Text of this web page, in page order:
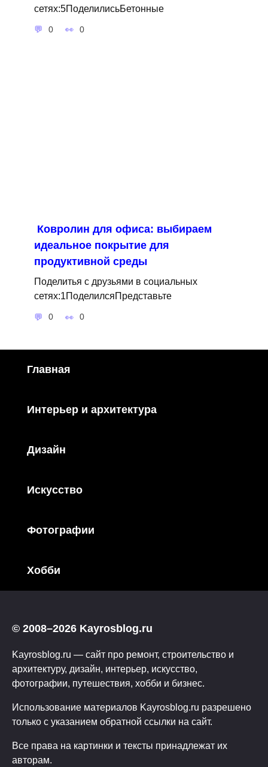
сетях:5ПоделилисьБетонные
0 0
Ковролин для офиса: выбираем
идеальное покрытие для
продуктивной среды
Поделитья с друзьями в социальных
сетях:1ПоделилсяПредставьте
0 0
Главная
Интерьер и архитектура
Дизайн
Искусство
Фотографии
Хобби
© 2008–2026 Kayrosblog.ru
Kayrosblog.ru — сайт про ремонт, строительство и
архитектуру, дизайн, интерьер, искусство,
фотографии, путешествия, хобби и бизнес.
Использование материалов Kayrosblog.ru разрешено
только с указанием обратной ссылки на сайт.
Все права на картинки и тексты принадлежат их
авторам.